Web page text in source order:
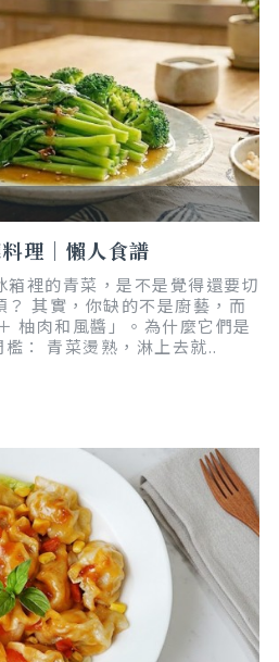
理｜懶人食譜
裡的青菜，是不是覺得還要切
？ 其實，你缺的不是廚藝，而
柚肉和風醬」。為什麼它們是
： 青菜燙熟，淋上去就..